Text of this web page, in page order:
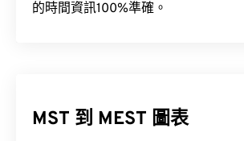
的時間資訊100%準確。
MST 到 MEST 圖表